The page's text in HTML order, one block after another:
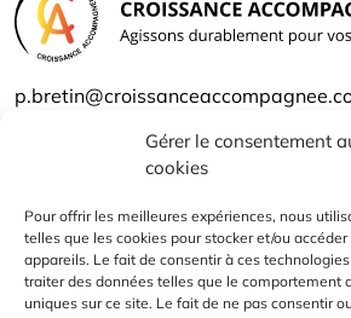
Gérer le consentement
cookies
Pour offrir les meilleures expériences, nous
telles que les cookies pour stocker et/ou
appareils. Le fait de consentir à ces
traiter des données telles que le comportement
uniques sur ce site. Le fait de ne pas consentir